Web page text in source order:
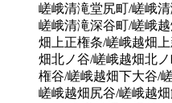
嵯峨清滝堂尻町/嵯峨
嵯峨清滝深谷町/嵯峨
畑上正権条/嵯峨越畑
畑北ノ谷/嵯峨越畑北
権谷/嵯峨越畑下大谷/
嵯峨越畑尻谷/嵯峨越